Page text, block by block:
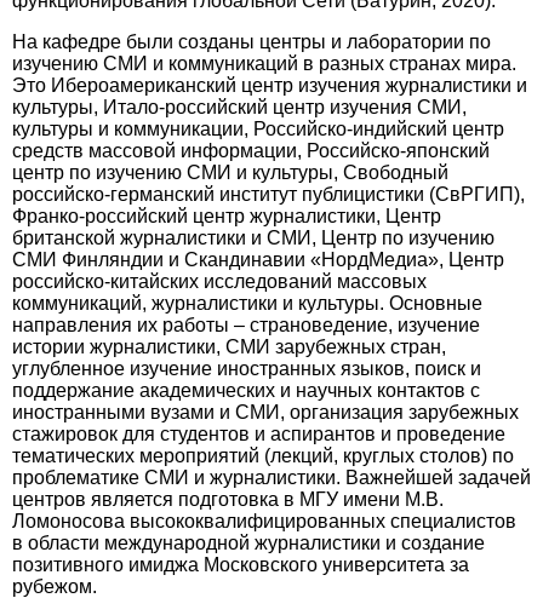
На кафедре были созданы центры и лаборатории по
изучению СМИ и коммуникаций в разных странах мира.
Это Ибероамериканский центр изучения журналистики и
культуры, Итало-российский центр изучения СМИ,
культуры и коммуникации, Российско-индийский центр
средств массовой информации, Российско-японский
центр по изучению СМИ и культуры, Свободный
российско-германский институт пуб­лицистики (СвРГИП),
Франко-российский центр журналистики, Центр
британской журналистики и СМИ, Центр по изу­чению
СМИ Финляндии и Скандинавии «НордМедиа», Центр
российско-китайских исследований массовых
коммуникаций, журналистики и культуры. Основные
направления их работы – страноведение, изучение
истории журналистики, СМИ зарубежных стран,
углубленное изучение иностранных языков, поиск и
поддержание академических и научных контактов с
иностранными вузами и СМИ, организация зарубежных
стажировок для студентов и аспирантов и проведение
тематических мероприятий (лекций, круглых столов) по
проблематике СМИ и журналистики. Важнейшей задачей
центров является подготовка в МГУ имени М.В.
Ломоносова высококвалифицированных специалистов
в области международной журналистики и создание
позитивного имиджа Московского университета за
рубежом.